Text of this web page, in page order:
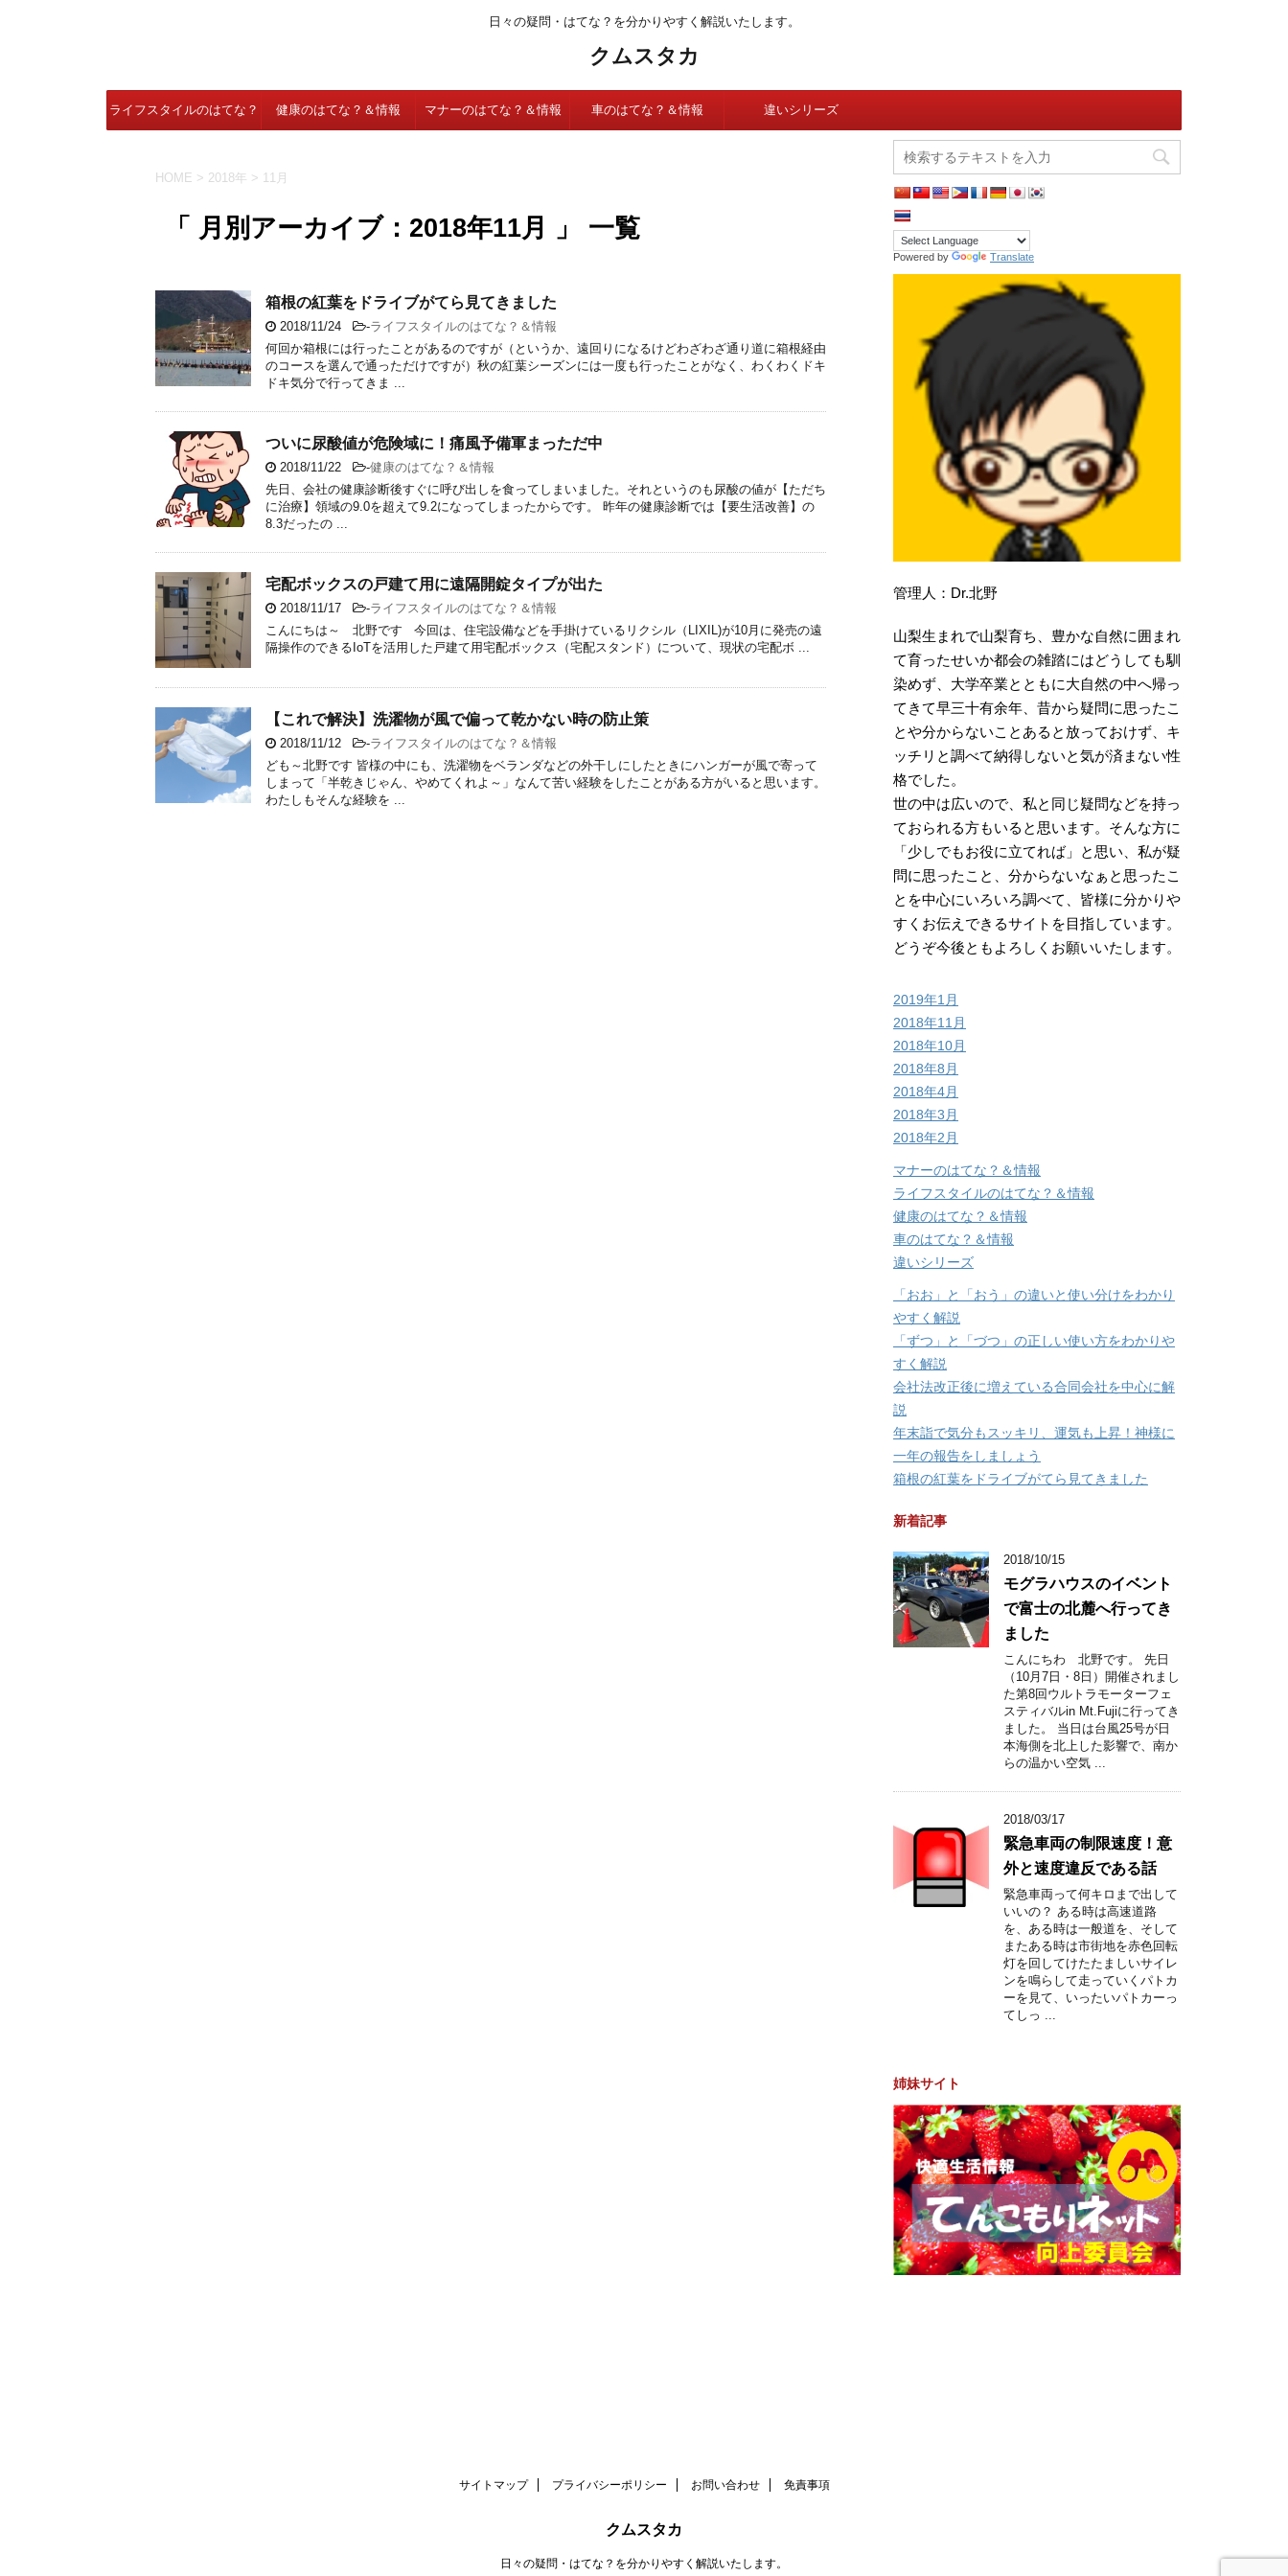
日々の疑問・はてな？を分かりやすく解説いたします。
クムスタカ
ライフスタイルのはてな？ 健康のはてな？＆情報 マナーのはてな？＆情報 車のはてな？＆情報 違いシリーズ
HOME > 2018年 > 11月
「 月別アーカイブ：2018年11月 」 一覧
箱根の紅葉をドライブがてら見てきました
2018/11/24 -ライフスタイルのはてな？＆情報
何回か箱根には行ったことがあるのですが（というか、遠回りになるけどわざわざ通り道に箱根経由
のコースを選んで通っただけですが）秋の紅葉シーズンには一度も行ったことがなく、わくわくドキ
ドキ気分で行ってきま ...
ついに尿酸値が危険域に！痛風予備軍まっただ中
2018/11/22 -健康のはてな？＆情報
先日、会社の健康診断後すぐに呼び出しを食ってしまいました。それというのも尿酸の値が【ただち
に治療】領域の9.0を超えて9.2になってしまったからです。 昨年の健康診断では【要生活改善】の
8.3だったの ...
宅配ボックスの戸建て用に遠隔開錠タイプが出た
2018/11/17 -ライフスタイルのはてな？＆情報
こんにちは～ 北野です 今回は、住宅設備などを手掛けているリクシル（LIXIL)が10月に発売の遠
隔操作のできるIoTを活用した戸建て用宅配ボックス（宅配スタンド）について、現状の宅配ボ ...
【これで解決】洗濯物が風で偏って乾かない時の防止策
2018/11/12 -ライフスタイルのはてな？＆情報
ども～北野です 皆様の中にも、洗濯物をベランダなどの外干しにしたときにハンガーが風で寄って
しまって「半乾きじゃん、やめてくれよ～」なんて苦い経験をしたことがある方がいると思います。
わたしもそんな経験を ...
Powered by Translate
管理人：Dr.北野
山梨生まれで山梨育ち、豊かな自然に囲まれ
て育ったせいか都会の雑踏にはどうしても馴
染めず、大学卒業とともに大自然の中へ帰っ
てきて早三十有余年、昔から疑問に思ったこ
とや分からないことあると放っておけず、キ
ッチリと調べて納得しないと気が済まない性
格でした。
世の中は広いので、私と同じ疑問などを持っ
ておられる方もいると思います。そんな方に
「少しでもお役に立てれば」と思い、私が疑
問に思ったこと、分からないなぁと思ったこ
とを中心にいろいろ調べて、皆様に分かりや
すくお伝えできるサイトを目指しています。
どうぞ今後ともよろしくお願いいたします。
2019年1月
2018年11月
2018年10月
2018年8月
2018年4月
2018年3月
2018年2月
マナーのはてな？＆情報
ライフスタイルのはてな？＆情報
健康のはてな？＆情報
車のはてな？＆情報
違いシリーズ
「おお」と「おう」の違いと使い分けをわかり
やすく解説
「ずつ」と「づつ」の正しい使い方をわかりや
すく解説
会社法改正後に増えている合同会社を中心に解
説
年末詣で気分もスッキリ、運気も上昇！神様に
一年の報告をしましょう
箱根の紅葉をドライブがてら見てきました
新着記事
2018/10/15
モグラハウスのイベント
で富士の北麓へ行ってき
ました
こんにちわ 北野です。 先日
（10月7日・8日）開催されまし
た第8回ウルトラモーターフェ
スティバルin Mt.Fujiに行ってき
ました。 当日は台風25号が日
本海側を北上した影響で、南か
らの温かい空気 ...
2018/03/17
緊急車両の制限速度！意
外と速度違反である話
緊急車両って何キロまで出して
いいの？ ある時は高速道路
を、ある時は一般道を、そして
またある時は市街地を赤色回転
灯を回してけたたましいサイレ
ンを鳴らして走っていくパトカ
ーを見て、いったいパトカーっ
てしっ ...
姉妹サイト
サイトマップ プライバシーポリシー お問い合わせ 免責事項
クムスタカ
日々の疑問・はてな？を分かりやすく解説いたします。